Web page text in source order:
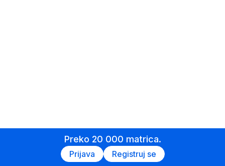
Preko 20 000 matrica.
Prijava Registruj se